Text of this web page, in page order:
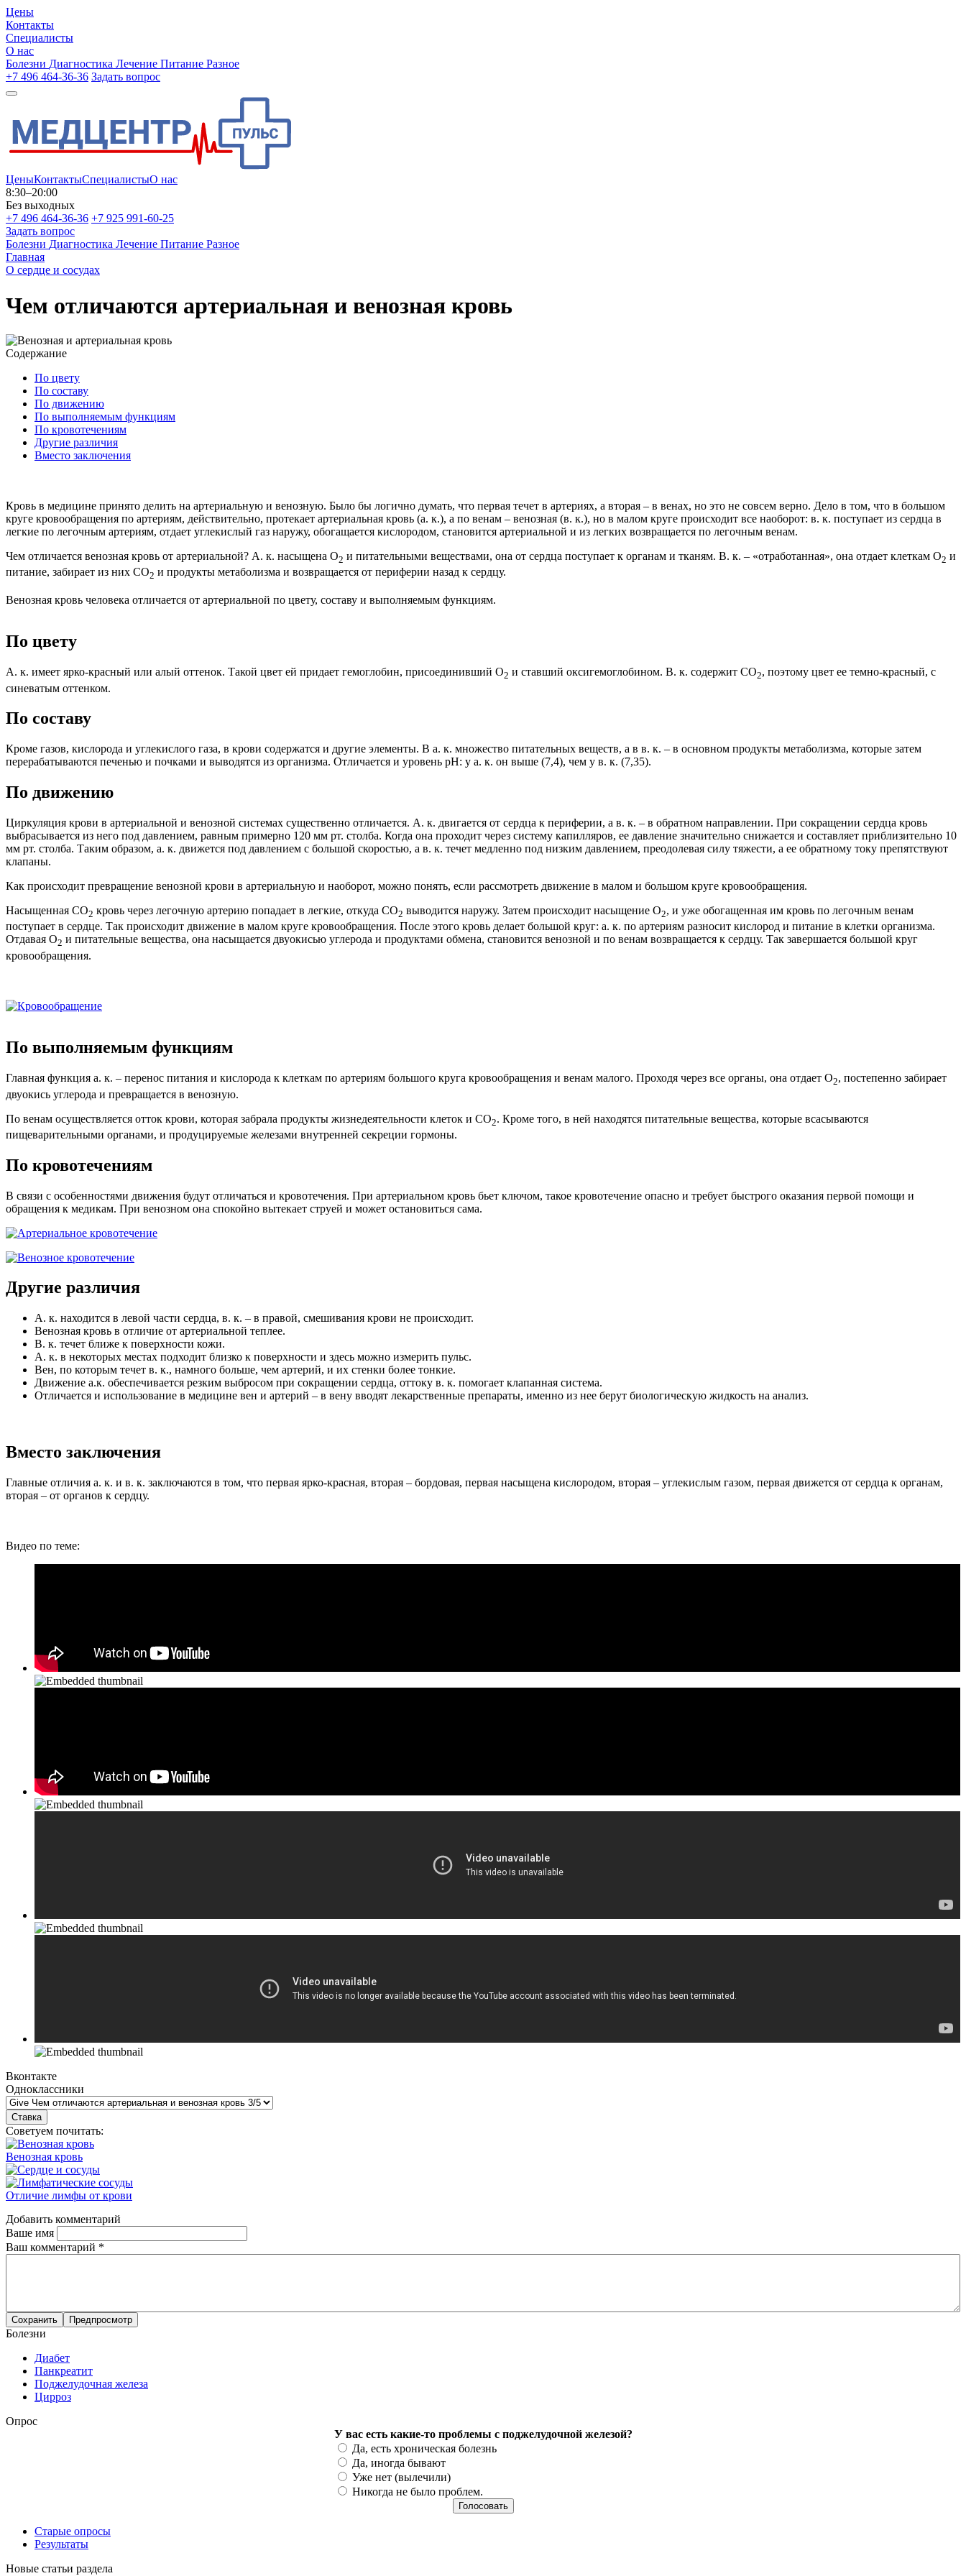
Цены
Контакты
Специалисты
О нас
Болезни Диагностика Лечение Питание Разное
+7 496 464-36-36 Задать вопрос
ЦеныКонтактыСпециалистыО нас
8:30–20:00
Без выходных
+7 496 464-36-36 +7 925 991-60-25
Задать вопрос
Болезни Диагностика Лечение Питание Разное
Главная
О сердце и сосудах
Чем отличаются артериальная и венозная кровь
Содержание
По цвету
По составу
По движению
По выполняемым функциям
По кровотечениям
Другие различия
Вместо заключения
Кровь в медицине принято делить на артериальную и венозную. Было бы логично думать, что первая течет в артериях, а вторая – в венах, но это не совсем верно. Дело в том, что в большом
круге кровообращения по артериям, действительно, протекает артериальная кровь (а. к.), а по венам – венозная (в. к.), но в малом круге происходит все наоборот: в. к. поступает из сердца в
легкие по легочным артериям, отдает углекислый газ наружу, обогащается кислородом, становится артериальной и из легких возвращается по легочным венам.
Чем отличается венозная кровь от артериальной? А. к. насыщена O2 и питательными веществами, она от сердца поступает к органам и тканям. В. к. – «отработанная», она отдает клеткам O2 и
питание, забирает из них CO2 и продукты метаболизма и возвращается от периферии назад к сердцу.
Венозная кровь человека отличается от артериальной по цвету, составу и выполняемым функциям.
По цвету
А. к. имеет ярко-красный или алый оттенок. Такой цвет ей придает гемоглобин, присоединивший O2 и ставший оксигемоглобином. В. к. содержит CO2, поэтому цвет ее темно-красный, с
синеватым оттенком.
По составу
Кроме газов, кислорода и углекислого газа, в крови содержатся и другие элементы. В а. к. множество питательных веществ, а в в. к. – в основном продукты метаболизма, которые затем
перерабатываются печенью и почками и выводятся из организма. Отличается и уровень pH: у а. к. он выше (7,4), чем у в. к. (7,35).
По движению
Циркуляция крови в артериальной и венозной системах существенно отличается. А. к. двигается от сердца к периферии, а в. к. – в обратном направлении. При сокращении сердца кровь
выбрасывается из него под давлением, равным примерно 120 мм рт. столба. Когда она проходит через систему капилляров, ее давление значительно снижается и составляет приблизительно 10
мм рт. столба. Таким образом, а. к. движется под давлением с большой скоростью, а в. к. течет медленно под низким давлением, преодолевая силу тяжести, а ее обратному току препятствуют
клапаны.
Как происходит превращение венозной крови в артериальную и наоборот, можно понять, если рассмотреть движение в малом и большом круге кровообращения.
Насыщенная CO2 кровь через легочную артерию попадает в легкие, откуда CO2 выводится наружу. Затем происходит насыщение O2, и уже обогащенная им кровь по легочным венам
поступает в сердце. Так происходит движение в малом круге кровообращения. После этого кровь делает большой круг: а. к. по артериям разносит кислород и питание в клетки организма.
Отдавая O2 и питательные вещества, она насыщается двуокисью углерода и продуктами обмена, становится венозной и по венам возвращается к сердцу. Так завершается большой круг
кровообращения.
По выполняемым функциям
Главная функция а. к. – перенос питания и кислорода к клеткам по артериям большого круга кровообращения и венам малого. Проходя через все органы, она отдает O2, постепенно забирает
двуокись углерода и превращается в венозную.
По венам осуществляется отток крови, которая забрала продукты жизнедеятельности клеток и CO2. Кроме того, в ней находятся питательные вещества, которые всасываются
пищеварительными органами, и продуцируемые железами внутренней секреции гормоны.
По кровотечениям
В связи с особенностями движения будут отличаться и кровотечения. При артериальном кровь бьет ключом, такое кровотечение опасно и требует быстрого оказания первой помощи и
обращения к медикам. При венозном она спокойно вытекает струей и может остановиться сама.
Другие различия
А. к. находится в левой части сердца, в. к. – в правой, смешивания крови не происходит.
Венозная кровь в отличие от артериальной теплее.
В. к. течет ближе к поверхности кожи.
А. к. в некоторых местах подходит близко к поверхности и здесь можно измерить пульс.
Вен, по которым течет в. к., намного больше, чем артерий, и их стенки более тонкие.
Движение а.к. обеспечивается резким выбросом при сокращении сердца, оттоку в. к. помогает клапанная система.
Отличается и использование в медицине вен и артерий – в вену вводят лекарственные препараты, именно из нее берут биологическую жидкость на анализ.
Вместо заключения
Главные отличия а. к. и в. к. заключаются в том, что первая ярко-красная, вторая – бордовая, первая насыщена кислородом, вторая – углекислым газом, первая движется от сердца к органам,
вторая – от органов к сердцу.
Видео по теме:
Вконтакте
Одноклассники
Советуем почитать:
Венозная кровь
Отличие лимфы от крови
Добавить комментарий
Ваше имя
Ваш комментарий *
Болезни
Диабет
Панкреатит
Поджелудочная железа
Цирроз
Опрос
У вас есть какие-то проблемы с поджелудочной железой?
Варианты
Да, есть хроническая болезнь
Да, иногда бывают
Уже нет (вылечили)
Никогда не было проблем.
Старые опросы
Результаты
Новые статьи раздела